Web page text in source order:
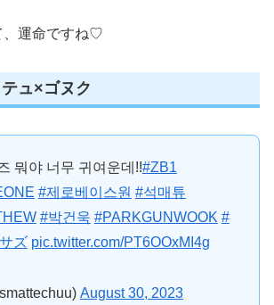
、運命ですね♡
ュ×ゴヌク
뭐야 너무 귀여운데!!#ZB1
#제로베이스원 #석매튜
#박건욱 #PARKGUNWOOK #
ズ pic.twitter.com/PT6OOxMI4g
August 30, 2023